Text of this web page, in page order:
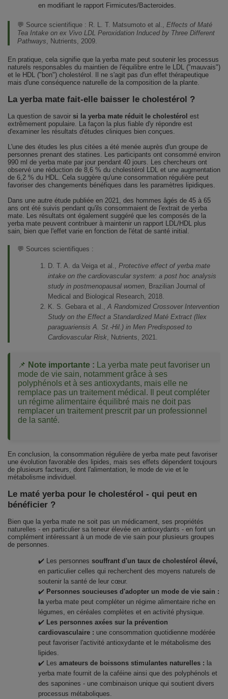
en modifiant le rapport Firmicutes/Bacteroides.
💬 Source scientifique : R. L. T. Matsumoto et al., Effects of Maté
Tea Intake on ex Vivo LDL Peroxidation Induced by Three Different
Pathways, Nutrients, 2009.
En pratique, cela signifie que la yerba mate peut soutenir les processus
naturels responsables du maintien de l'équilibre entre le LDL ("mauvais")
et le HDL ("bon") cholestérol. Il ne s'agit pas d'un effet thérapeutique
mais d'une conséquence naturelle de la composition de la plante.
La yerba mate fait-elle baisser le cholestérol ?
La question de savoir si la yerba mate réduit le cholestérol est
extrêmement populaire. La façon la plus fiable d'y répondre est
d'examiner les résultats d'études cliniques bien conçues.
L'une des études les plus citées a été menée auprès d'un groupe de
personnes prenant des statines. Les participants ont consommé environ
990 ml de yerba mate par jour pendant 40 jours. Les chercheurs ont
observé une réduction de 8,6 % du cholestérol LDL et une augmentation
de 6,2 % du HDL. Cela suggère qu'une consommation régulière peut
favoriser des changements bénéfiques dans les paramètres lipidiques.
Dans une autre étude publiée en 2021, des hommes âgés de 45 à 65
ans ont été suivis pendant qu'ils consommaient de l'extrait de yerba
mate. Les résultats ont également suggéré que les composés de la
yerba mate peuvent contribuer à maintenir un rapport LDL/HDL plus
sain, bien que l'effet varie en fonction de l'état de santé initial.
💬 Sources scientifiques :
D. T. A. da Veiga et al., Protective effect of yerba mate
intake on the cardiovascular system: a post hoc analysis
study in postmenopausal women, Brazilian Journal of
Medical and Biological Research, 2018.
K. S. Gebara et al.,A Randomized Crossover Intervention
Study on the Effect a Standardized Maté Extract (Ilex
paraguariensis A. St.-Hil.) in Men Predisposed to
Cardiovascular Risk, Nutrients, 2021.
📌 Note importante : La yerba mate peut favoriser un
mode de vie sain, notamment grâce à ses
polyphénols et à ses antioxydants, mais elle ne
remplace pas un traitement médical. Il peut compléter
un régime alimentaire équilibré mais ne doit pas
remplacer un traitement prescrit par un professionnel
de la santé.
En conclusion, la consommation régulière de yerba mate peut favoriser
une évolution favorable des lipides, mais ses effets dépendent toujours
de plusieurs facteurs, dont l'alimentation, le mode de vie et le
métabolisme individuel.
Le maté yerba pour le cholestérol - qui peut en
bénéficier ?
Bien que la yerba mate ne soit pas un médicament, ses propriétés
naturelles - en particulier sa teneur élevée en antioxydants - en font un
complément intéressant à un mode de vie sain pour plusieurs groupes
de personnes.
✔️ Les personnes souffrant d'un taux de cholestérol élevé,
en particulier celles qui recherchent des moyens naturels de
soutenir la santé de leur cœur.
✔️ Personnes soucieuses d'adopter un mode de vie sain :
layerba mate peut compléter un régime alimentaire riche en
légumes, en céréales complètes et en activité physique.
✔️ Les personnes axées sur la prévention
cardiovasculaire : une consommation quotidienne modérée
peut favoriser l'activité antioxydante et le métabolisme des
lipides.
✔️ Les amateurs de boissons stimulantes naturelles : la
yerba mate fournit de la caféine ainsi que des polyphénols et
des saponines - une combinaison unique qui soutient divers
processus métaboliques.